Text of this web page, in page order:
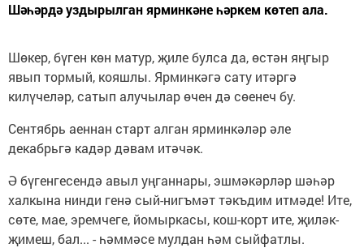
Шәһәрдә уздырылган ярминкәне һәркем көтеп ала.
Шөкер, бүген көн матур, җиле булса да, өстән яңгыр
явып тормый, кояшлы. Ярминкәгә сату итәргә
килүчеләр, сатып алучылар өчен дә сөенеч бу.
Сентябрь аеннан старт алган ярминкәләр әле
декабрьгә кадәр дәвам итәчәк.
Ә бүгенгесендә авыл уңганнары, эшмәкәрләр шәһәр
халкына нинди генә сый-нигъмәт тәкъдим итмәде! Ите,
сөте, мае, эремчеге, йомыркасы, кош-корт ите, җиләк-
җимеш, бал... - һәммәсе мулдан һәм сыйфатлы.